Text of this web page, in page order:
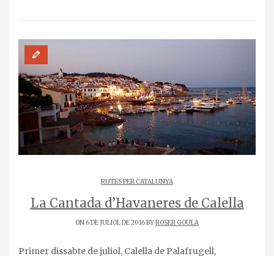
RUTES PER CATALUNYA
La Cantada d’Havaneres de Calella
ON 6 DE JULIOL DE 2016 BYROSER GOULA
Primer dissabte de juliol, Calella de Palafrugell,